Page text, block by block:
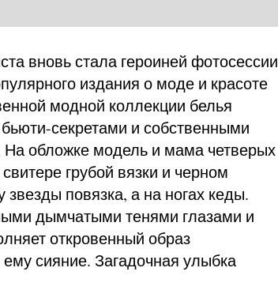
вновь стала героиней фотосессии
издания о моде и красоте
модной коллекции белья
секретами и собственными
обложке модель и мама четверых
грубой вязки и черном
повязка, а на ногах кеды.
дымчатыми тенями глазами и
откровенный образ
сияние. Загадочная улыбка